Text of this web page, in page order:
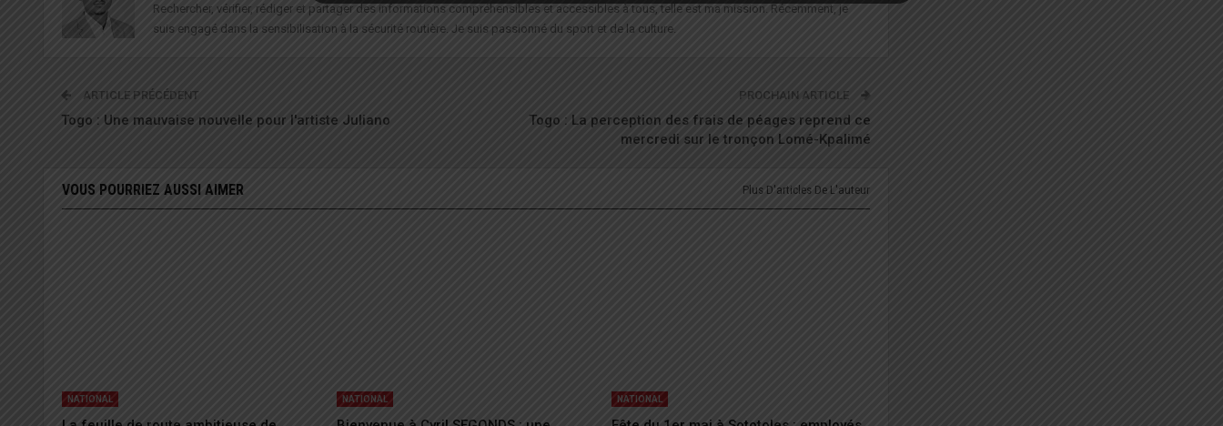
Rechercher, vérifier, rédiger et partager des informations compréhensibles et accessibles à tous, telle est ma mission. Récemment, je
suis engagé dans la sensibilisation à la sécurité routière. Je suis passionné du sport et de la culture.
ARTICLE PRÉCÉDENT
Togo : Une mauvaise nouvelle pour l'artiste Juliano
PROCHAIN ARTICLE
Togo : La perception des frais de péages reprend ce
mercredi sur le tronçon Lomé-Kpalimé
VOUS POURRIEZ AUSSI AIMER Plus D'articles De L'auteur
NATIONAL NATIONAL NATIONAL